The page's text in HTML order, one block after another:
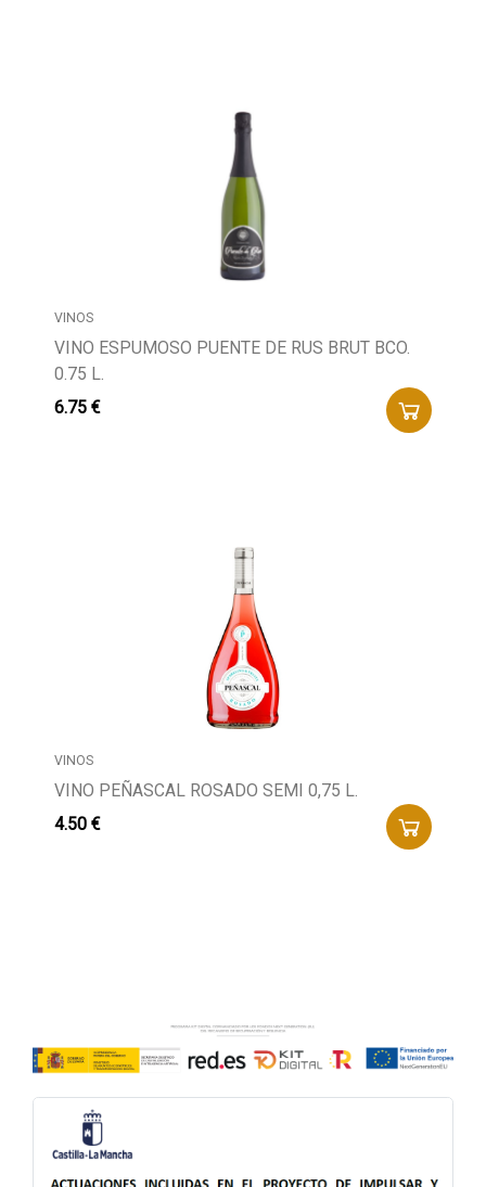
VINOS
VINO ESPUMOSO PUENTE DE RUS BRUT BCO.
0.75 L.
6.75 €
VINOS
VINO PEÑASCAL ROSADO SEMI 0,75 L.
4.50 €